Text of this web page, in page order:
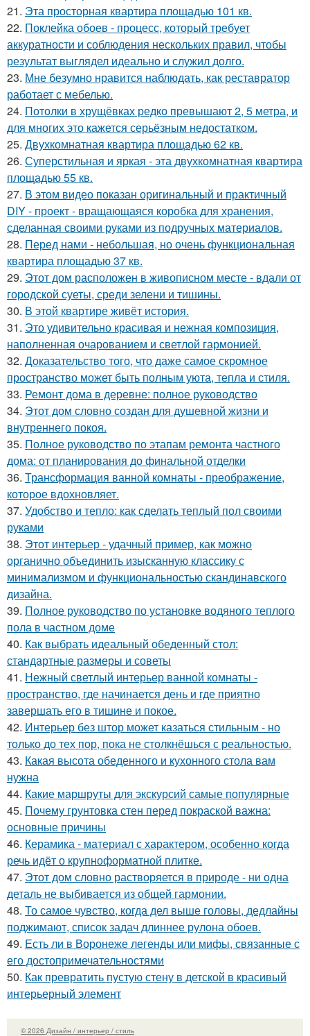
21. Эта просторная квартира площадью 101 кв.
22. Поклейка обоев - процесс, который требует
аккуратности и соблюдения нескольких правил, чтобы
результат выглядел идеально и служил долго.
23. Мне безумно нравится наблюдать, как реставратор
работает с мебелью.
24. Потолки в хрущёвках редко превышают 2, 5 метра, и
для многих это кажется серьёзным недостатком.
25. Двухкомнатная квартира площадью 62 кв.
26. Суперстильная и яркая - эта двухкомнатная квартира
площадью 55 кв.
27. В этом видео показан оригинальный и практичный
DIY - проект - вращающаяся коробка для хранения,
сделанная своими руками из подручных материалов.
28. Перед нами - небольшая, но очень функциональная
квартира площадью 37 кв.
29. Этот дом расположен в живописном месте - вдали от
городской суеты, среди зелени и тишины.
30. В этой квартире живёт история.
31. Это удивительно красивая и нежная композиция,
наполненная очарованием и светлой гармонией.
32. Доказательство того, что даже самое скромное
пространство может быть полным уюта, тепла и стиля.
33. Ремонт дома в деревне: полное руководство
34. Этот дом словно создан для душевной жизни и
внутреннего покоя.
35. Полное руководство по этапам ремонта частного
дома: от планирования до финальной отделки
36. Трансформация ванной комнаты - преображение,
которое вдохновляет.
37. Удобство и тепло: как сделать теплый пол своими
руками
38. Этот интерьер - удачный пример, как можно
органично объединить изысканную классику с
минимализмом и функциональностью скандинавского
дизайна.
39. Полное руководство по установке водяного теплого
пола в частном доме
40. Как выбрать идеальный обеденный стол:
стандартные размеры и советы
41. Нежный светлый интерьер ванной комнаты -
пространство, где начинается день и где приятно
завершать его в тишине и покое.
42. Интерьер без штор может казаться стильным - но
только до тех пор, пока не столкнёшься с реальностью.
43. Какая высота обеденного и кухонного стола вам
нужна
44. Какие маршруты для экскурсий самые популярные
45. Почему грунтовка стен перед покраской важна:
основные причины
46. Керамика - материал с характером, особенно когда
речь идёт о крупноформатной плитке.
47. Этот дом словно растворяется в природе - ни одна
деталь не выбивается из общей гармонии.
48. То самое чувство, когда дел выше головы, дедлайны
поджимают, список задач длиннее рулона обоев.
49. Есть ли в Воронеже легенды или мифы, связанные с
его достопримечательностями
50. Как превратить пустую стену в детской в красивый
интерьерный элемент
© 2026 Дизайн / интерьер / стиль